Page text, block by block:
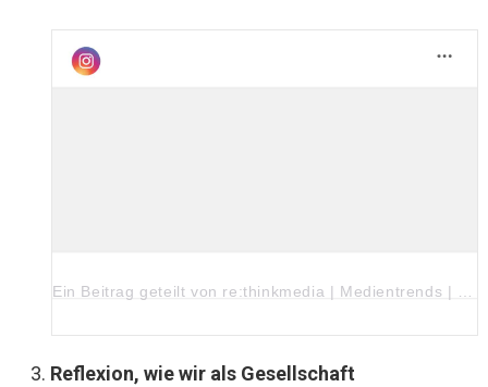
Reflexion, wie wir als Gesellschaft